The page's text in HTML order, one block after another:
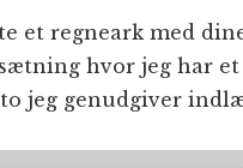
et regneark med
hvor jeg har
jeg genudgiver